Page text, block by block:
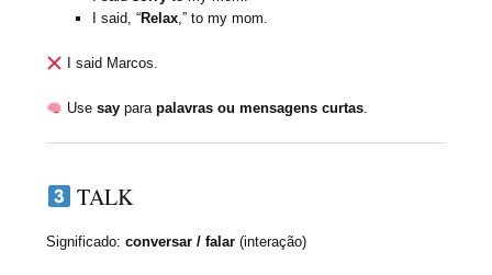
I said, “Relax,” to my mom.
I said Marcos.
Usesay parapalavras ou mensagens curtas.
TALK
Significado:conversar / falar (interação)